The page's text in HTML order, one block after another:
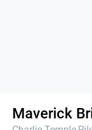
Maverick